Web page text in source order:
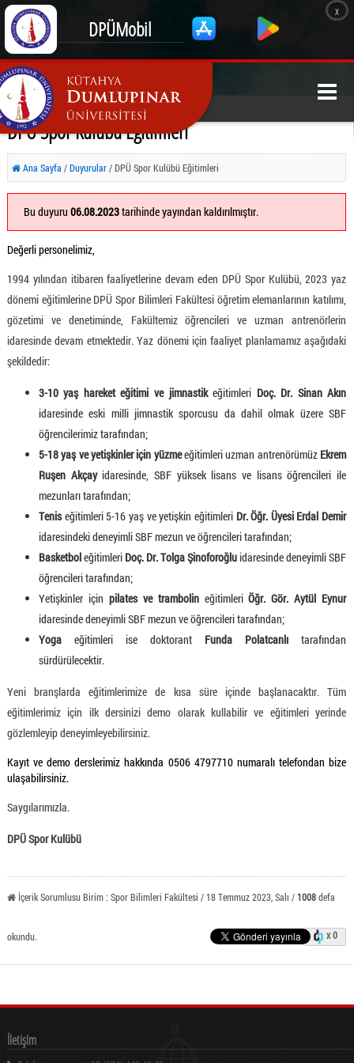
DPÜMobil
x
DPÜ Spor Kulübü Eğitimleri
Ana Sayfa /Duyurular/ DPÜ Spor Kulübü Eğitimleri
Bu duyuru 06.08.2023tarihinde yayından kaldırılmıştır.
Değerli personelimiz,
1994 yılından itibaren faaliyetlerine devam eden DPÜ Spor Kulübü, 2023 yaz
dönemi eğitimlerine DPÜ Spor Bilimleri Fakültesi öğretim elemanlarının katılımı,
gözetimi ve denetiminde, Fakültemiz öğrencileri ve uzman antrenörlerin
idaresinde devam etmektedir. Yaz dönemi için faaliyet planlamamız aşağıdaki
şekildedir:
3-10 yaş hareket eğitimi ve jimnastikeğitimleri Doç. Dr. Sinan Akın
idaresinde eski milli jimnastik sporcusu da dahil olmak üzere SBF
öğrencilerimiz tarafından;
5-18 yaş ve yetişkinler için yüzmeeğitimleri uzman antrenörümüz Ekrem
Ruşen Akçayidaresinde, SBF yüksek lisans ve lisans öğrencileri ile
mezunları tarafından;
Tenis eğitimleri 5-16 yaş ve yetişkin eğitimleri Dr. Öğr. Üyesi Erdal Demir
idaresindeki deneyimli SBF mezun ve öğrencileri tarafından;
Basketboleğitimleri Doç. Dr. Tolga Şinoforoğluidaresinde deneyimli SBF
öğrencileri tarafından;
Yetişkinler için pilates ve trambolineğitimleriÖğr. Gör. Aytül Eynur
idaresinde deneyimli SBF mezun ve öğrencileri tarafından;
Yoga eğitimleri ise doktorant Funda Polatcanlı tarafından
sürdürülecektir.
Yeni branşlarda eğitimlerimize de kısa süre içinde başlanacaktır. Tüm
eğitimlerimiz için ilk dersinizi demo olarak kullabilir ve eğitimleri yerinde
gözlemleyip deneyimleyebilirsiniz.
Kayıt ve demo derslerimiz hakkında 0506 4797710 numaralı telefondan bize
ulaşabilirsiniz.
Saygılarımızla.
DPÜ Spor Kulübü
İçerik Sorumlusu Birim : Spor Bilimleri Fakültesi / 18 Temmuz 2023, Salı /1008defa
okundu. x 0
İletişim